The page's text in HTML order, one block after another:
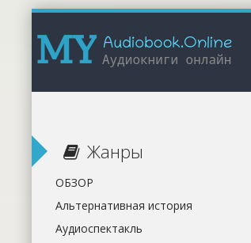
Жанры
ОБЗОР
Альтернативная история
Аудиоспектакль